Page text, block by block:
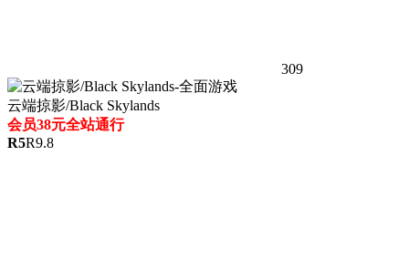
309
云端掠影/Black Skylands
会员38元全站通行
R5R9.8